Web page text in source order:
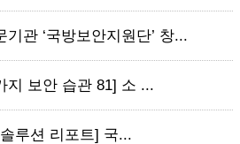
관 ‘국방보안지원단’ 창...
지 보안 습관 81] 소 ...
루션 리포트] 국...